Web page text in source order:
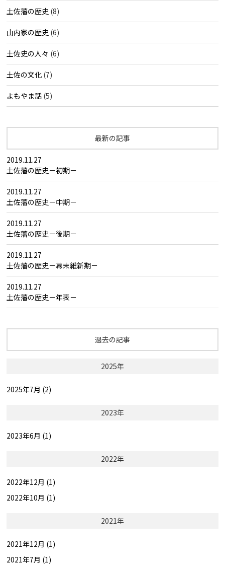
土佐藩の歴史 (8)
山内家の歴史 (6)
土佐史の人々 (6)
土佐の文化 (7)
よもやま話 (5)
最新の記事
2019.11.27
土佐藩の歴史－初期－
2019.11.27
土佐藩の歴史－中期－
2019.11.27
土佐藩の歴史－後期－
2019.11.27
土佐藩の歴史－幕末維新期－
2019.11.27
土佐藩の歴史－年表－
過去の記事
2025年
2025年7月 (2)
2023年
2023年6月 (1)
2022年
2022年12月 (1)
2022年10月 (1)
2021年
2021年12月 (1)
2021年7月 (1)